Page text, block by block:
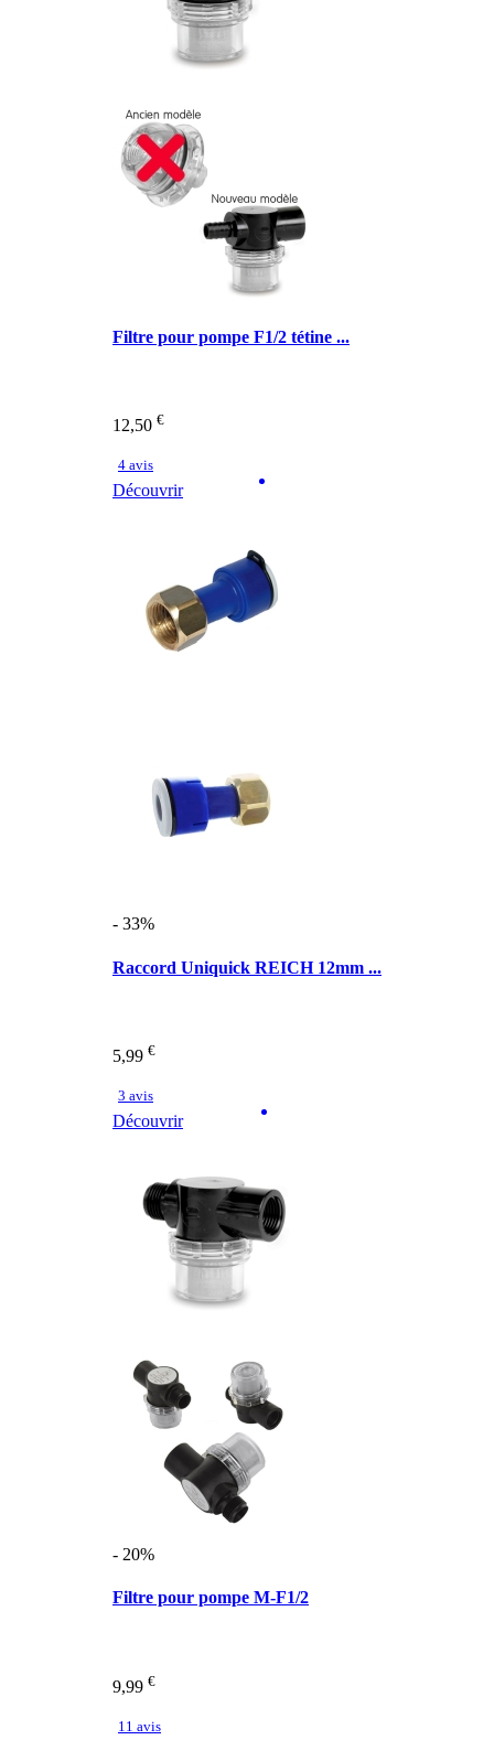
Filtre pour pompe F1/2 tétine ...
12,50 €
4 avis
Découvrir
- 33%
Raccord Uniquick REICH 12mm ...
5,99 €
3 avis
Découvrir
- 20%
Filtre pour pompe M-F1/2
9,99 €
11 avis